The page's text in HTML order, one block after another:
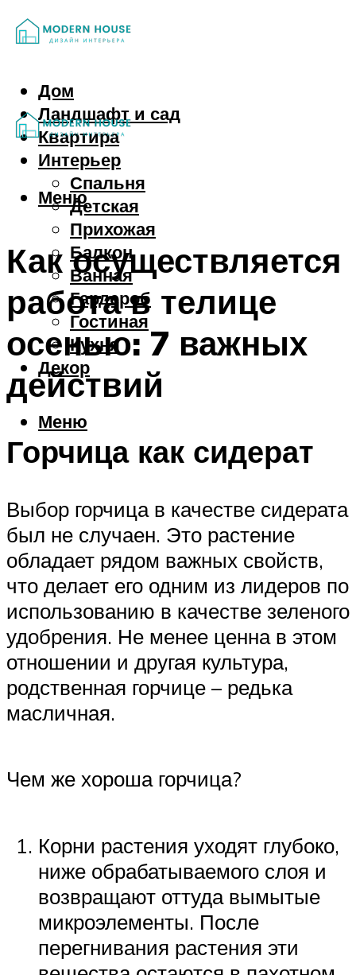
Дом
Ландшафт и сад
Квартира
Интерьер
Спальня
Детская
Прихожая
Балкон
Ванная
Гардероб
Гостиная
Кухня
Декор
Меню
Меню
Как осуществляется
работа в телице
осенью: 7 важных
действий
Горчица как сидерат
Выбор горчица в качестве сидерата
был не случаен. Это растение
обладает рядом важных свойств,
что делает его одним из лидеров по
использованию в качестве зеленого
удобрения. Не менее ценна в этом
отношении и другая культура,
родственная горчице – редька
масличная.
Чем же хороша горчица?
Корни растения уходят глубоко,
ниже обрабатываемого слоя и
возвращают оттуда вымытые
микроэлементы. После
перегнивания растения эти